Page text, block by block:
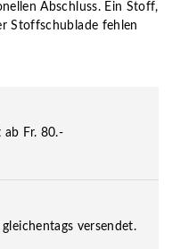
Abschluss. Ein Stoff,
Stoffschublade fehlen
ab Fr. 80.-
versendet.